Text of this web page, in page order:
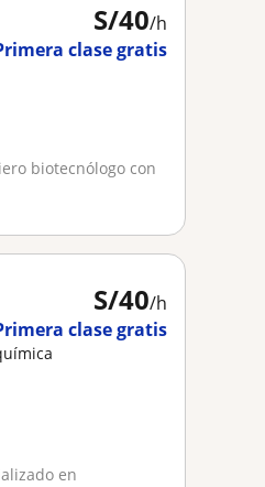
S/40/h
clase gratis
biotecnólogo con
S/40/h
clase gratis
en